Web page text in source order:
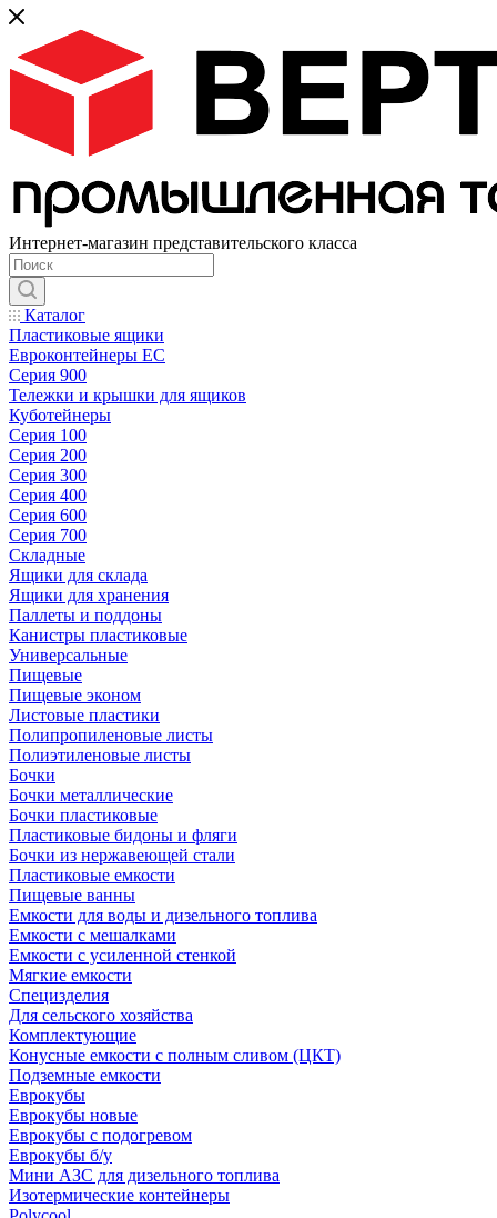
Интернет-магазин представительского класса
Каталог
Пластиковые ящики
Евроконтейнеры ЕС
Серия 900
Тележки и крышки для ящиков
Куботейнеры
Серия 100
Серия 200
Серия 300
Серия 400
Серия 600
Серия 700
Складные
Ящики для склада
Ящики для хранения
Паллеты и поддоны
Канистры пластиковые
Универсальные
Пищевые
Пищевые эконом
Листовые пластики
Полипропиленовые листы
Полиэтиленовые листы
Бочки
Бочки металлические
Бочки пластиковые
Пластиковые бидоны и фляги
Бочки из нержавеющей стали
Пластиковые емкости
Пищевые ванны
Емкости для воды и дизельного топлива
Емкости с мешалками
Емкости с усиленной стенкой
Мягкие емкости
Специзделия
Для сельского хозяйства
Комплектующие
Конусные емкости с полным сливом (ЦКТ)
Подземные емкости
Еврокубы
Еврокубы новые
Еврокубы с подогревом
Еврокубы б/у
Мини АЗС для дизельного топлива
Изотермические контейнеры